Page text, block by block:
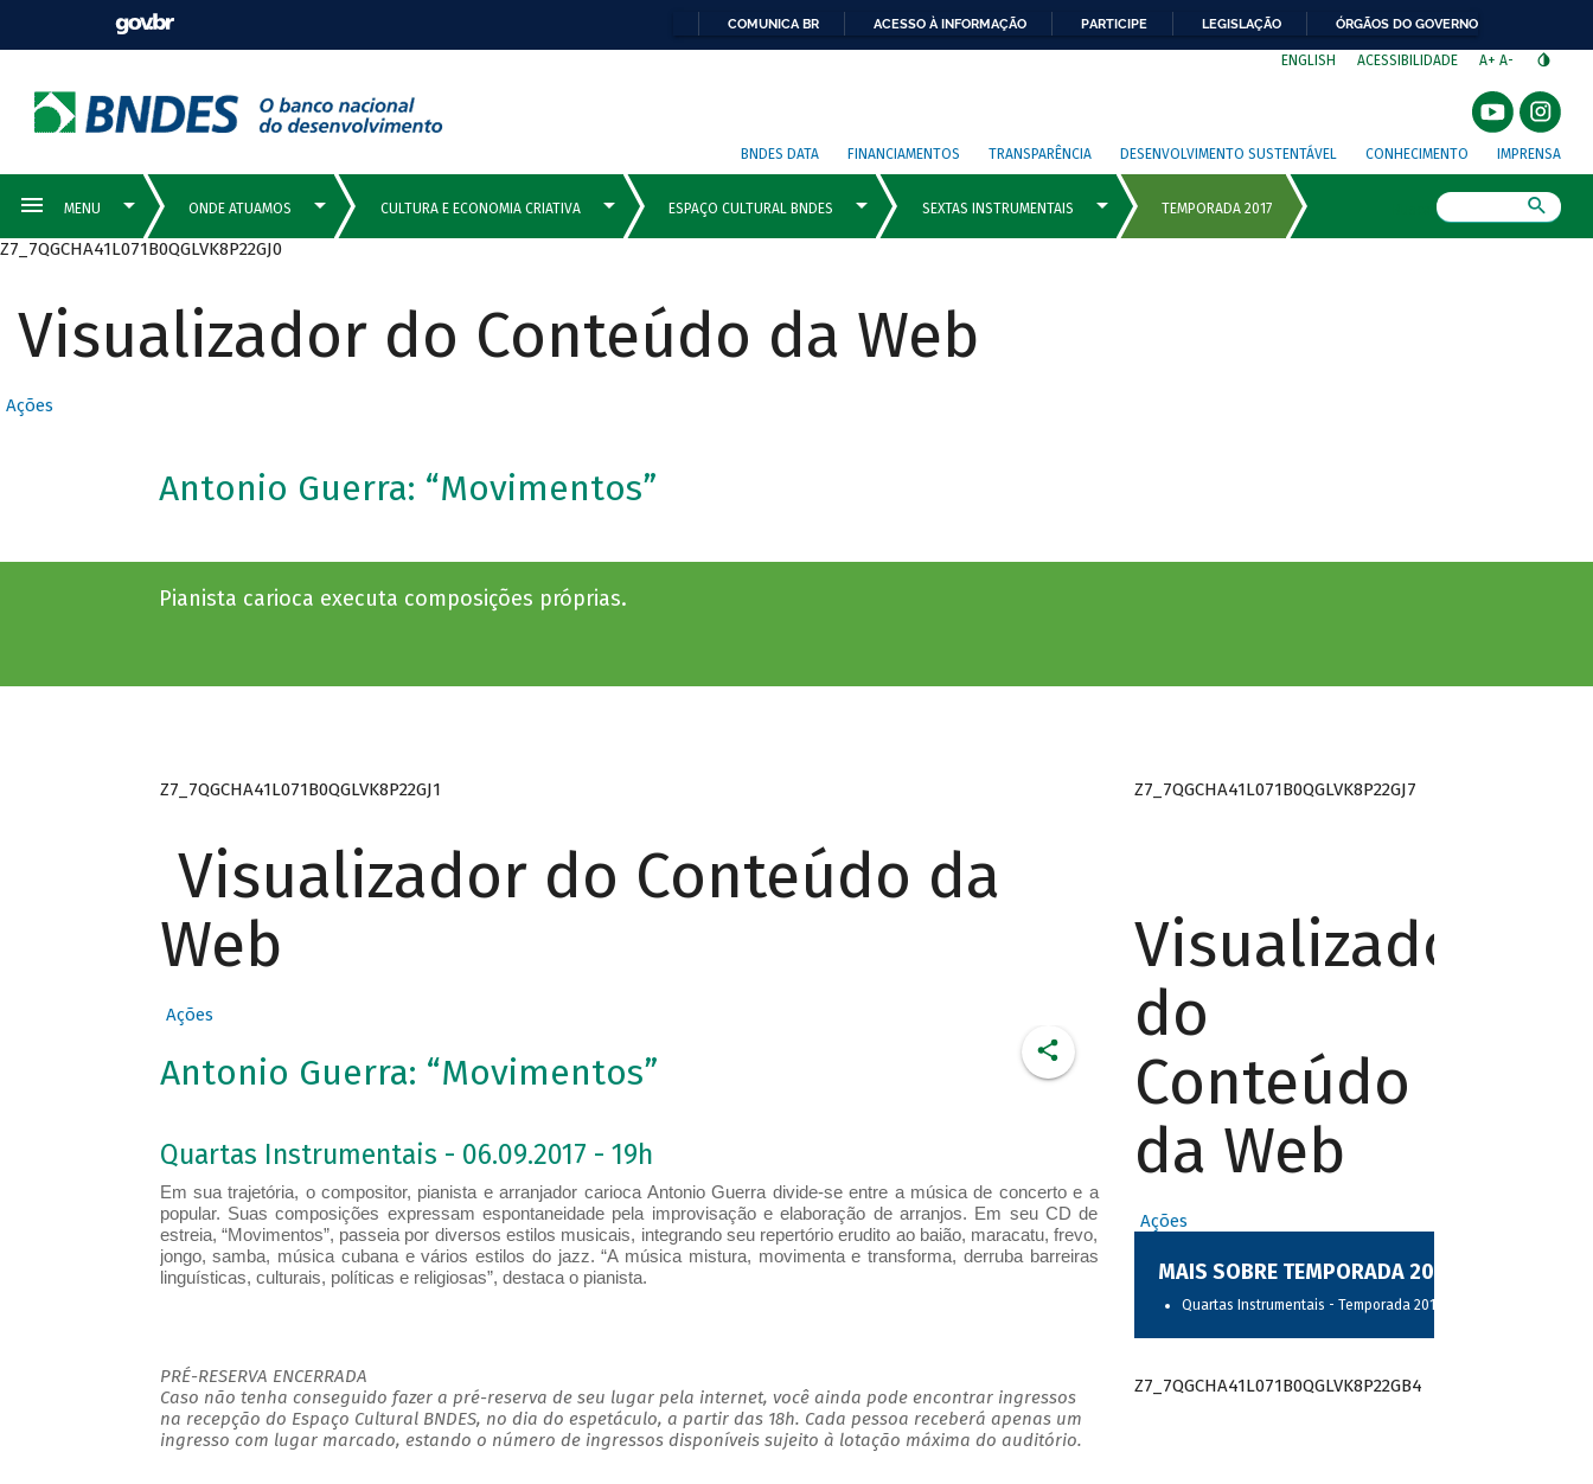
COMUNICA BR ACESSO À INFORMAÇÃO PARTICIPE LEGISLAÇÃO ÓRGÃOS DO GOVERNO
ENGLISH ACESSIBILIDADE A+ A-
BNDES DATA FINANCIAMENTOS TRANSPARÊNCIA DESENVOLVIMENTO SUSTENTÁVEL CONHECIMENTO IMPRENSA
Z7_7QGCHA41L071B0QGLVK8P22GJ0
Visualizador do Conteúdo da Web
Ações
Antonio Guerra: “Movimentos”
Pianista carioca executa composições próprias.
Z7_7QGCHA41L071B0QGLVK8P22GJ1
Visualizador do Conteúdo da
Web
Ações
Antonio Guerra: “Movimentos”
Quartas Instrumentais - 06.09.2017 - 19h
Em sua trajetória, o compositor, pianista e arranjador​ carioca​ Antonio Guerra divide-se entre a música de concerto e a
popular. Suas composições expressam espontaneidade pela improvisação e elaboração de arranjos. Em seu CD de
estreia, “Movimentos”, passeia por diversos estilos musicais, integrando seu repertório erudito ao baião, maracatu, frevo,
jongo, samba, música cubana e vários estilos do jazz. “A música mistura, movimenta e transforma, derruba barreiras
linguísticas, culturais, políticas e religiosas”, destaca o pianista.
PRÉ-RESERVA ENCERRADA
Caso não tenha conseguido fazer a pré-reserva de seu lugar pela internet, você ainda pode encontrar ingressos
na recepção do Espaço Cultural BNDES, no dia do espetáculo, a partir das 18h. Cada pessoa receberá apenas um
ingresso com lugar marcado, estando o número de ingressos disponíveis sujeito à lotação máxima do auditório.
Z7_7QGCHA41L071B0QGLVK8P22GJ7
Visualizador
do
Conteúdo
da Web
Ações
MAIS SOBRE TEMPORADA 2017
Quartas Instrumentais - Temporada 2017
Z7_7QGCHA41L071B0QGLVK8P22GB4